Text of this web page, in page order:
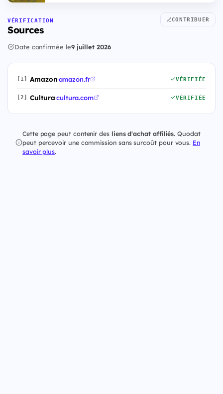
VÉRIFICATION
Sources
CONTRIBUER
Date confirmée le9 juillet 2026
[1] Amazon·amazon.fr VÉRIFIÉE
[2] Cultura·cultura.com VÉRIFIÉE
Cette page peut contenir des liens d'achat affiliés. Quodat
peut percevoir une commission sans surcoût pour vous. En
savoir plus.